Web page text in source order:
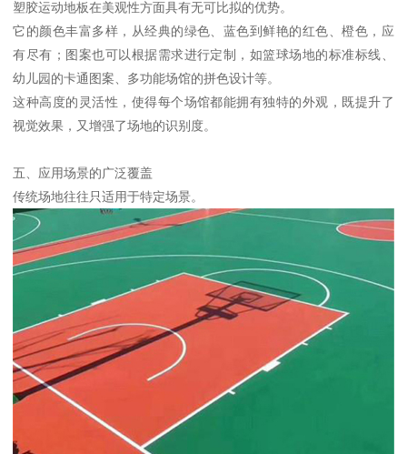
塑胶运动地板在美观性方面具有无可比拟的优势。
它的颜色丰富多样，从经典的绿色、蓝色到鲜艳的红色、橙色，应
有尽有；图案也可以根据需求进行定制，如篮球场地的标准标线、
幼儿园的卡通图案、多功能场馆的拼色设计等。
这种高度的灵活性，使得每个场馆都能拥有独特的外观，既提升了
视觉效果，又增强了场地的识别度。
五、应用场景的广泛覆盖
传统场地往往只适用于特定场景。